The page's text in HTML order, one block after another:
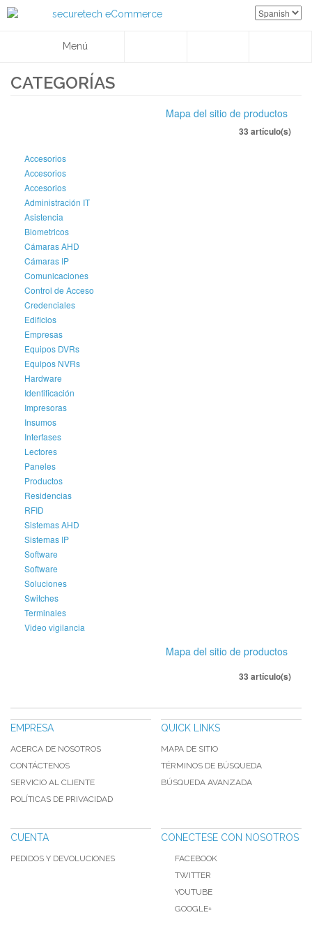
Menú
CATEGORÍAS
Mapa del sitio de productos
33 artículo(s)
Accesorios
Accesorios
Accesorios
Administración IT
Asistencia
Biometricos
Cámaras AHD
Cámaras IP
Comunicaciones
Control de Acceso
Credenciales
Edificios
Empresas
Equipos DVRs
Equipos NVRs
Hardware
Identificación
Impresoras
Insumos
Interfases
Lectores
Paneles
Productos
Residencias
RFID
Sistemas AHD
Sistemas IP
Software
Software
Soluciones
Switches
Terminales
Video vigilancia
Mapa del sitio de productos
33 artículo(s)
EMPRESA
ACERCA DE NOSOTROS
CONTÁCTENOS
SERVICIO AL CLIENTE
POLÍTICAS DE PRIVACIDAD
QUICK LINKS
MAPA DE SITIO
TÉRMINOS DE BÚSQUEDA
BÚSQUEDA AVANZADA
CUENTA
PEDIDOS Y DEVOLUCIONES
CONECTESE CON NOSOTROS
FACEBOOK
TWITTER
YOUTUBE
GOOGLE+